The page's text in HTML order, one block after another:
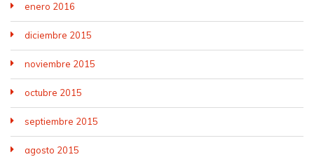
enero 2016
diciembre 2015
noviembre 2015
octubre 2015
septiembre 2015
agosto 2015